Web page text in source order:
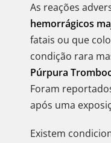
As reações
hemorrágicos
fatais ou que
condição rara
Púrpura
Foram
após uma
Existem